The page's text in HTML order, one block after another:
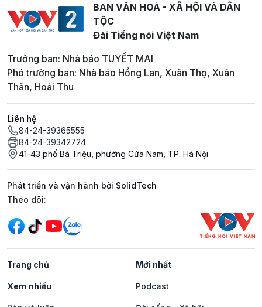
BAN VĂN HOÁ - XÃ HỘI VÀ DÂN
TỘC
Đài Tiếng nói Việt Nam
Trưởng ban: Nhà báo TUYẾT MAI
Phó trưởng ban: Nhà báo Hồng Lan, Xuân Thọ, Xuân
Thân, Hoài Thu
Liên hệ
84-24-39365555
84-24-39342724
41-43 phố Bà Triệu, phường Cửa Nam, TP. Hà Nội
Phát triển và vận hành bởi SolidTech
Mạng xã hội
Theo dõi:
Trang chủ Mới nhất
Xem nhiều Podcast